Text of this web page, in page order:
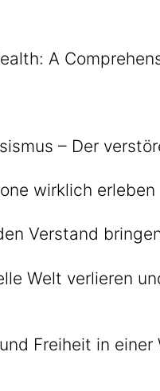
A
– Der
wirklich
Verstand
Welt verlieren
Freiheit in